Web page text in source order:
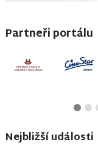
Partneři portálu
Nejbližší události